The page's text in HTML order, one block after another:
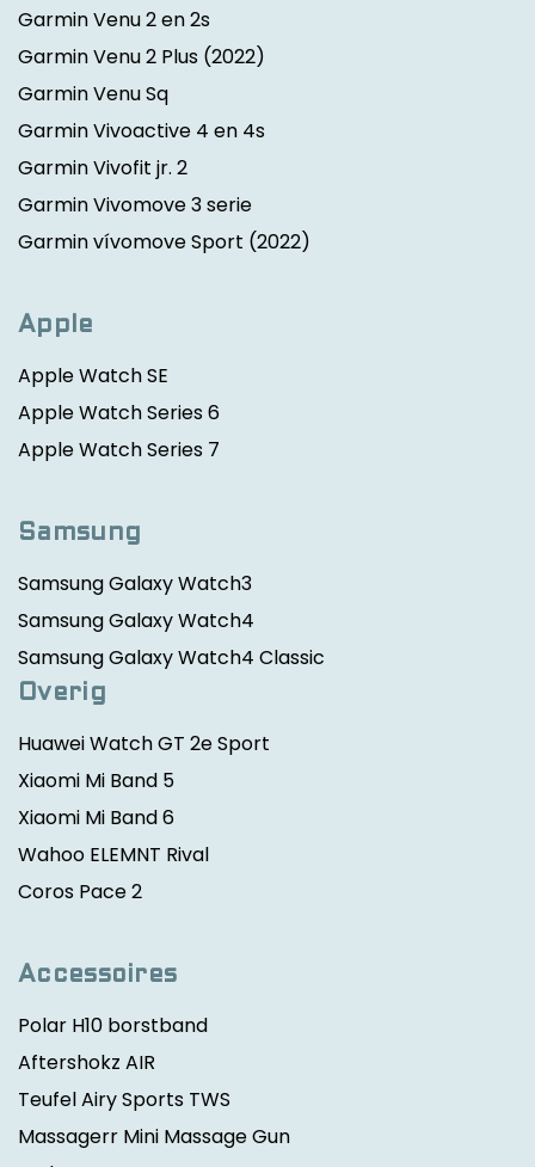
Garmin Venu 2 en 2s
Garmin Venu 2 Plus (2022)
Garmin Venu Sq
Garmin Vivoactive 4 en 4s
Garmin Vivofit jr. 2
Garmin Vivomove 3 serie
Garmin vívomove Sport (2022)
Apple
Apple Watch SE
Apple Watch Series 6
Apple Watch Series 7
Samsung
Samsung Galaxy Watch3
Samsung Galaxy Watch4
Samsung Galaxy Watch4 Classic
Overig
Huawei Watch GT 2e Sport
Xiaomi Mi Band 5
Xiaomi Mi Band 6
Wahoo ELEMNT Rival
Coros Pace 2
Accessoires
Polar H10 borstband
Aftershokz AIR
Teufel Airy Sports TWS
Massagerr Mini Massage Gun